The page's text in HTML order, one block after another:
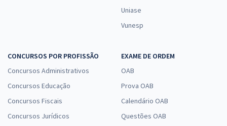
Uniase
Vunesp
CONCURSOS POR PROFISSÃO
Concursos Administrativos
Concursos Educação
Concursos Fiscais
Concursos Jurídicos
EXAME DE ORDEM
OAB
Prova OAB
Calendário OAB
Questões OAB